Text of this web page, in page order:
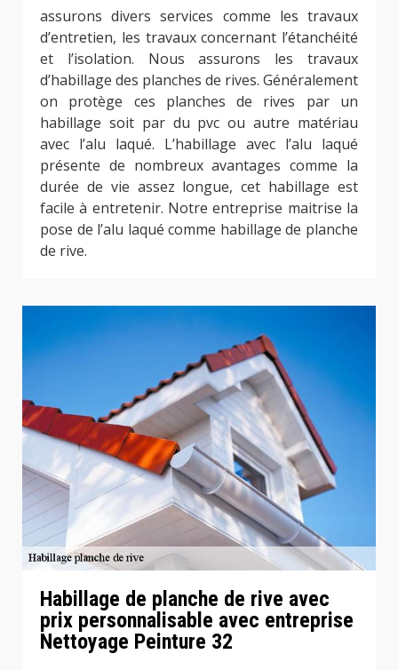
assurons divers services comme les travaux
d’entretien, les travaux concernant l’étanchéité
et l’isolation. Nous assurons les travaux
d’habillage des planches de rives. Généralement
on protège ces planches de rives par un
habillage soit par du pvc ou autre matériau
avec l’alu laqué. L’habillage avec l’alu laqué
présente de nombreux avantages comme la
durée de vie assez longue, cet habillage est
facile à entretenir. Notre entreprise maitrise la
pose de l’alu laqué comme habillage de planche
de rive.
Habillage de planche de rive avec
prix personnalisable avec entreprise
Nettoyage Peinture 32